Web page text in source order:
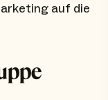
auf die